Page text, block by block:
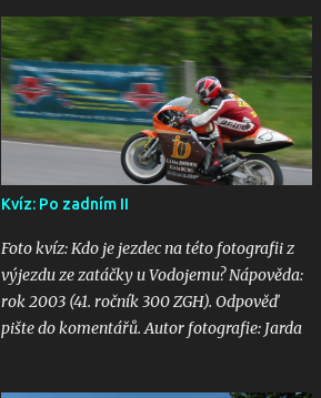
Kvíz: Po zadním II
Foto kvíz: Kdo je jezdec na této fotografii z
výjezdu ze zatáčky u Vodojemu? Nápověda:
rok 2003 (41. ročník 300 ZGH). Odpověď
pište do komentářů. Autor fotografie: Jarda